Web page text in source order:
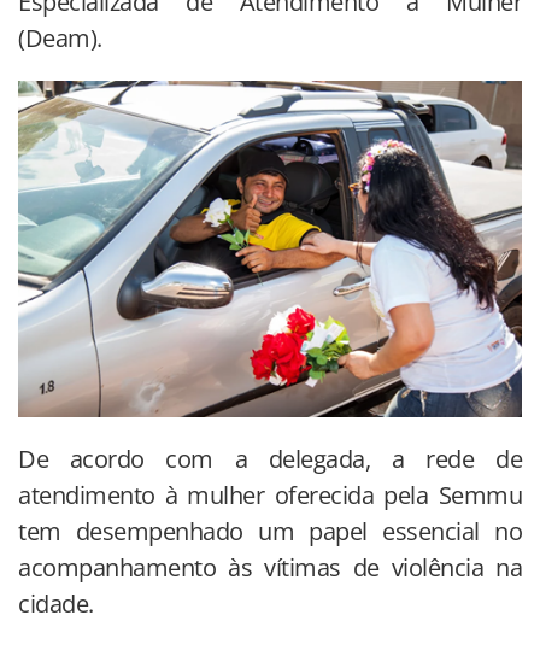
(Deam).
De acordo com a delegada, a rede de
atendimento à mulher oferecida pela Semmu
tem desempenhado um papel essencial no
acompanhamento às vítimas de violência na
cidade.